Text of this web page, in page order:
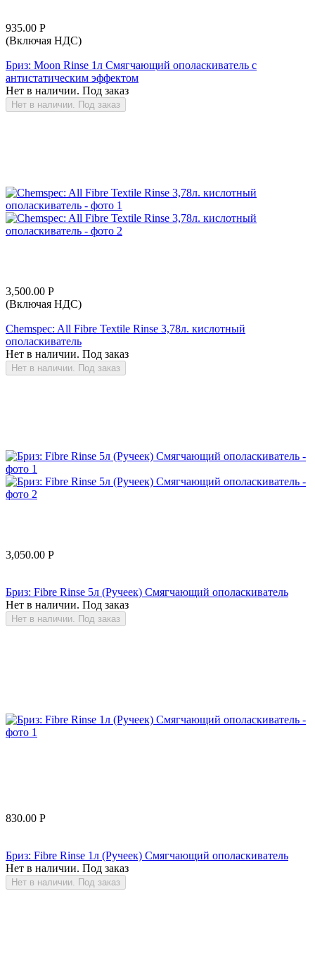
935.00 Р
(Включая НДС)
Бриз: Moon Rinse 1л Смягчающий ополаскиватель с
антистатическим эффектом
Нет в наличии. Под заказ
Нет в наличии. Под заказ
3,500.00 Р
(Включая НДС)
Chemspec: All Fibre Textile Rinse 3,78л. кислотный
ополаскиватель
Нет в наличии. Под заказ
Нет в наличии. Под заказ
3,050.00 Р
Бриз: Fibre Rinse 5л (Ручеек) Смягчающий ополаскиватель
Нет в наличии. Под заказ
Нет в наличии. Под заказ
830.00 Р
Бриз: Fibre Rinse 1л (Ручеек) Смягчающий ополаскиватель
Нет в наличии. Под заказ
Нет в наличии. Под заказ